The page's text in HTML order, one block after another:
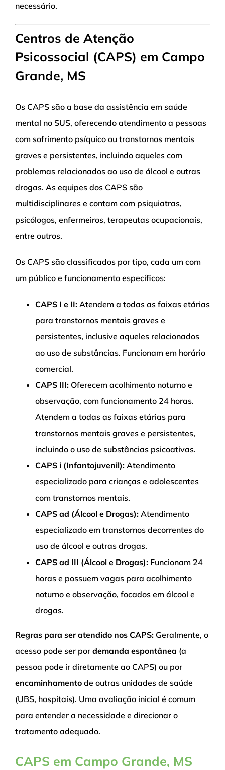
necessário.
Centros de Atenção
Psicossocial (CAPS) em Campo
Grande, MS
Os CAPS são a base da assistência em saúde
mental no SUS, oferecendo atendimento a pessoas
com sofrimento psíquico ou transtornos mentais
graves e persistentes, incluindo aqueles com
problemas relacionados ao uso de álcool e outras
drogas. As equipes dos CAPS são
multidisciplinares e contam com psiquiatras,
psicólogos, enfermeiros, terapeutas ocupacionais,
entre outros.
Os CAPS são classificados por tipo, cada um com
um público e funcionamento específicos:
CAPS I e II: Atendem a todas as faixas etárias
para transtornos mentais graves e
persistentes, inclusive aqueles relacionados
ao uso de substâncias. Funcionam em horário
comercial.
CAPS III: Oferecem acolhimento noturno e
observação, com funcionamento 24 horas.
Atendem a todas as faixas etárias para
transtornos mentais graves e persistentes,
incluindo o uso de substâncias psicoativas.
CAPS i (Infantojuvenil): Atendimento
especializado para crianças e adolescentes
com transtornos mentais.
CAPS ad (Álcool e Drogas): Atendimento
especializado em transtornos decorrentes do
uso de álcool e outras drogas.
CAPS ad III (Álcool e Drogas): Funcionam 24
horas e possuem vagas para acolhimento
noturno e observação, focados em álcool e
drogas.
Regras para ser atendido nos CAPS: Geralmente, o
acesso pode ser por demanda espontânea (a
pessoa pode ir diretamente ao CAPS) ou por
encaminhamento de outras unidades de saúde
(UBS, hospitais). Uma avaliação inicial é comum
para entender a necessidade e direcionar o
tratamento adequado.
CAPS em Campo Grande, MS